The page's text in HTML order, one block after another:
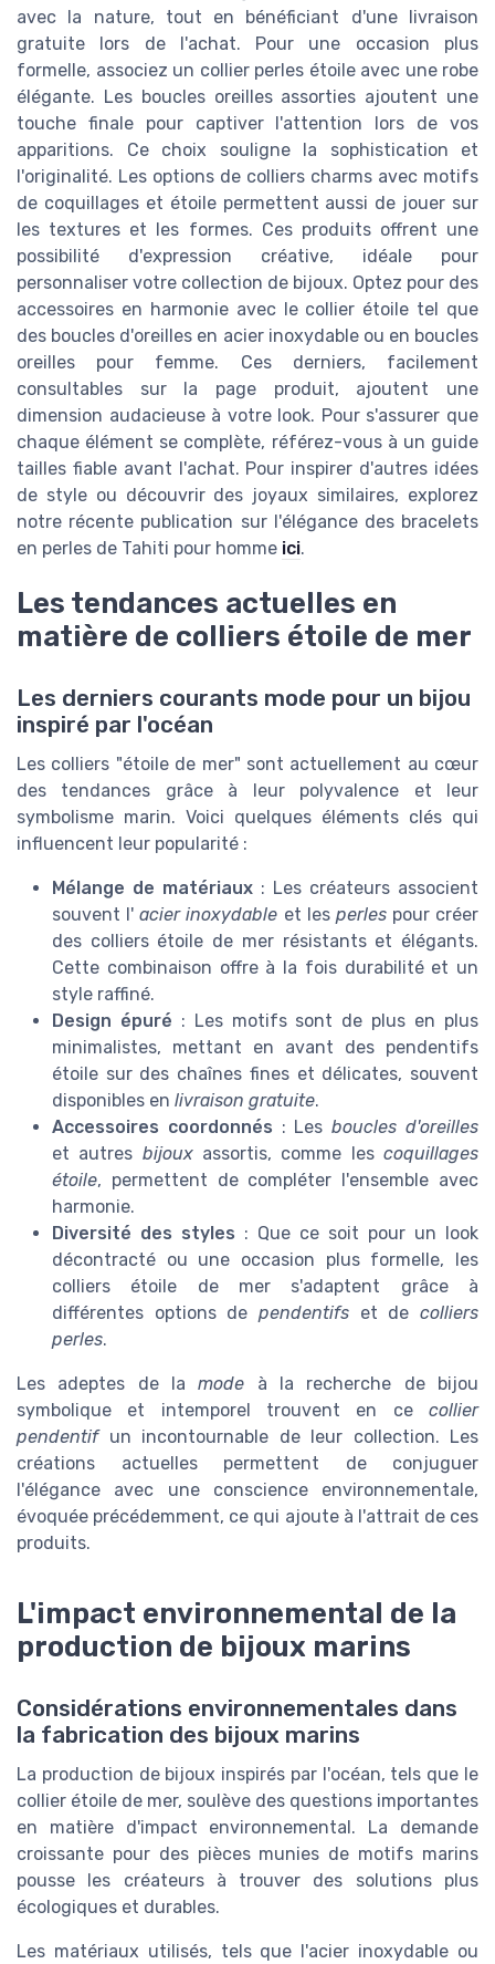
avec la nature, tout en bénéficiant d'une livraison
gratuite lors de l'achat. Pour une occasion plus
formelle, associez un collier perles étoile avec une robe
élégante. Les boucles oreilles assorties ajoutent une
touche finale pour captiver l'attention lors de vos
apparitions. Ce choix souligne la sophistication et
l'originalité. Les options de colliers charms avec motifs
de coquillages et étoile permettent aussi de jouer sur
les textures et les formes. Ces produits offrent une
possibilité d'expression créative, idéale pour
personnaliser votre collection de bijoux. Optez pour des
accessoires en harmonie avec le collier étoile tel que
des boucles d'oreilles en acier inoxydable ou en boucles
oreilles pour femme. Ces derniers, facilement
consultables sur la page produit, ajoutent une
dimension audacieuse à votre look. Pour s'assurer que
chaque élément se complète, référez-vous à un guide
tailles fiable avant l'achat. Pour inspirer d'autres idées
de style ou découvrir des joyaux similaires, explorez
notre récente publication sur l'élégance des bracelets
en perles de Tahiti pour homme ici.
Les tendances actuelles en
matière de colliers étoile de mer
Les derniers courants mode pour un bijou
inspiré par l'océan
Les colliers "étoile de mer" sont actuellement au cœur
des tendances grâce à leur polyvalence et leur
symbolisme marin. Voici quelques éléments clés qui
influencent leur popularité :
Mélange de matériaux : Les créateurs associent
souvent l'acier inoxydable et les perlespour créer
des colliers étoile de mer résistants et élégants.
Cette combinaison offre à la fois durabilité et un
style raffiné.
Design épuré : Les motifs sont de plus en plus
minimalistes, mettant en avant des pendentifs
étoile sur des chaînes fines et délicates, souvent
disponibles en livraison gratuite.
Accessoires coordonnés : Lesboucles d'oreilles
et autres bijouxassortis, comme lescoquillages
étoile, permettent de compléter l'ensemble avec
harmonie.
Diversité des styles : Que ce soit pour un look
décontracté ou une occasion plus formelle, les
colliers étoile de mer s'adaptent grâce à
différentes options de pendentifs et de colliers
perles.
Les adeptes de lamode à la recherche de bijou
symbolique et intemporel trouvent en ce collier
pendentifun incontournable de leur collection. Les
créations actuelles permettent de conjuguer
l'élégance avec une conscience environnementale,
évoquée précédemment, ce qui ajoute à l'attrait de ces
produits.
L'impact environnemental de la
production de bijoux marins
Considérations environnementales dans
la fabrication des bijoux marins
La production de bijoux inspirés par l'océan, tels que le
collier étoile de mer, soulève des questions importantes
en matière d'impact environnemental. La demande
croissante pour des pièces munies de motifs marins
pousse les créateurs à trouver des solutions plus
écologiques et durables.
Les matériaux utilisés, tels que l'acier inoxydable ou